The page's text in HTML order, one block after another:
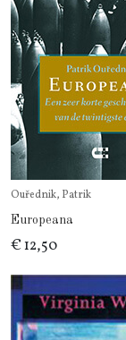
Ouřednik, Patrik
Europeana
€ 12,50